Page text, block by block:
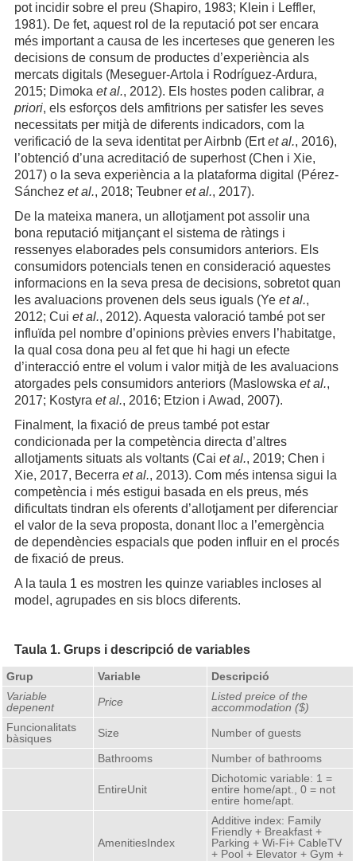
pot incidir sobre el preu (Shapiro, 1983; Klein i Leffler,
1981). De fet, aquest rol de la reputació pot ser encara
més important a causa de les incerteses que generen les
decisions de consum de productes d’experiència als
mercats digitals (Meseguer-Artola i Rodríguez-Ardura,
2015; Dimoka et al., 2012). Els hostes poden calibrar, a
priori, els esforços dels amfitrions per satisfer les seves
necessitats per mitjà de diferents indicadors, com la
verificació de la seva identitat per Airbnb (Ertet al., 2016),
l’obtenció d’una acreditació de superhost (Chen i Xie,
2017) o la seva experiència a la plataforma digital (Pérez-
Sánchez et al., 2018; Teubner et al., 2017).
De la mateixa manera, un allotjament pot assolir una
bona reputació mitjançant el sistema de ràtings i
ressenyes elaborades pels consumidors anteriors. Els
consumidors potencials tenen en consideració aquestes
informacions en la seva presa de decisions, sobretot quan
les avaluacions provenen dels seus iguals (Ye et al.,
2012; Cui et al., 2012). Aquesta valoració també pot ser
influïda pel nombre d’opinions prèvies envers l’habitatge,
la qual cosa dona peu al fet que hi hagi un efecte
d’interacció entre el volum i valor mitjà de les avaluacions
atorgades pels consumidors anteriors (Maslowska et al.,
2017; Kostyra et al., 2016; Etzion i Awad, 2007).
Finalment, la fixació de preus també pot estar
condicionada per la competència directa d’altres
allotjaments situats als voltants (Cai et al., 2019; Chen i
Xie, 2017, Becerra et al., 2013). Com més intensa sigui la
competència i més estigui basada en els preus, més
dificultats tindran els oferents d’allotjament per diferenciar
el valor de la seva proposta, donant lloc a l’emergència
de dependències espacials que poden influir en el procés
de fixació de preus.
A la taula 1 es mostren les quinze variables incloses al
model, agrupades en sis blocs diferents.
Taula 1. Grups i descripció de variables
Grup Variable
Descripció
Variable
depenent
Price
Listed preice of the
accommodation ($)
Funcionalitats
bàsiques
Size
Number of guests
Bathrooms
Number of bathrooms
EntireUnit
Dichotomic variable: 1 =
entire home/apt., 0 = not
entire home/apt.
AmenitiesIndex
Additive index: Family
Friendly + Breakfast +
Parking + Wi-Fi+ CableTV
+ Pool + Elevator + Gym +